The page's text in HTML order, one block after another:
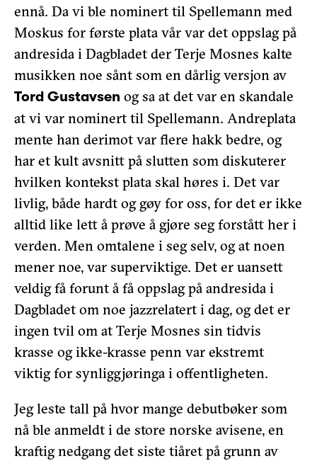
ennå. Da vi ble nominert til Spellemann med
Moskus for første plata vår var det oppslag på
andresida i Dagbladet der Terje Mosnes kalte
musikken noe sånt som en dårlig versjon av
Tord Gustavsen og sa at det var en skandale
at vi var nominert til Spellemann. Andreplata
mente han derimot var flere hakk bedre, og
har et kult avsnitt på slutten som diskuterer
hvilken kontekst plata skal høres i. Det var
livlig, både hardt og gøy for oss, for det er ikke
alltid like lett å prøve å gjøre seg forstått her i
verden. Men omtalene i seg selv, og at noen
mener noe, var superviktige. Det er uansett
veldig få forunt å få oppslag på andresida i
Dagbladet om noe jazzrelatert i dag, og det er
ingen tvil om at Terje Mosnes sin tidvis
krasse og ikke-krasse penn var ekstremt
viktig for synliggjøringa i offentligheten.
Jeg leste tall på hvor mange debutbøker som
nå ble anmeldt i de store norske avisene, en
kraftig nedgang det siste tiåret på grunn av